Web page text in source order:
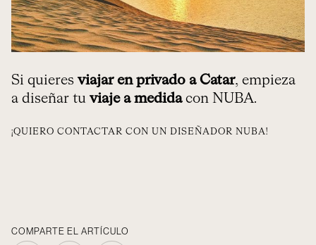
Si quieres viajar en privado a Catar, empieza
a diseñar tu viaje a medidacon NUBA.
¡QUIERO CONTACTAR CON UN DISEÑADOR NUBA!
COMPARTE EL ARTÍCULO